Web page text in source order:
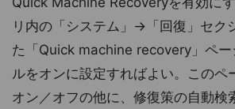
リ内の「システム」→「回復」セク
た「Quick machine recovery」ペー
ルをオンに設定すればよい。このペ
オン／オフの他に、修復策の自動検